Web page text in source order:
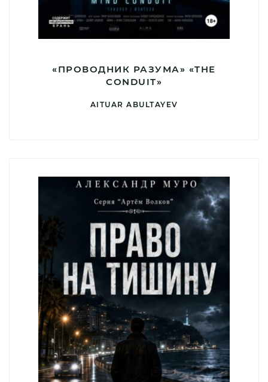
«ПРОВОДНИК РАЗУМА» «THE
CONDUIT»
AITUAR ABULTAYEV